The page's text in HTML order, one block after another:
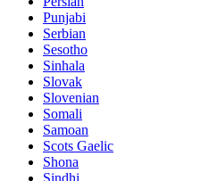
Punjabi
Serbian
Sesotho
Sinhala
Slovak
Slovenian
Somali
Samoan
Scots Gaelic
Shona
Sindhi